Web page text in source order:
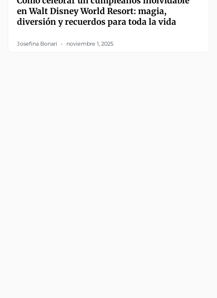
en Walt Disney World Resort: magia,
diversión y recuerdos para toda la vida
Josefina Bonari noviembre 1, 2025